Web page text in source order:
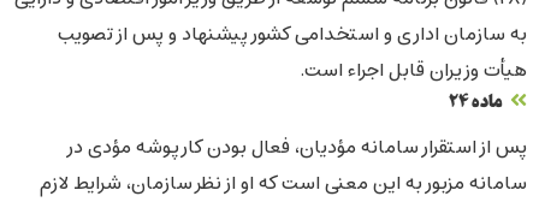
به سازمان اداری و استخدامی کشور پیشنهاد و پس از تصویب
هیأت وزیران قابل اجراء است.
ماده ۲4
پس از استقرار سامانه مؤدیان، فعال بودن کارپوشه مؤدی در
سامانه مزبور به این معنی است که او از نظر سازمان، شرایط لازم